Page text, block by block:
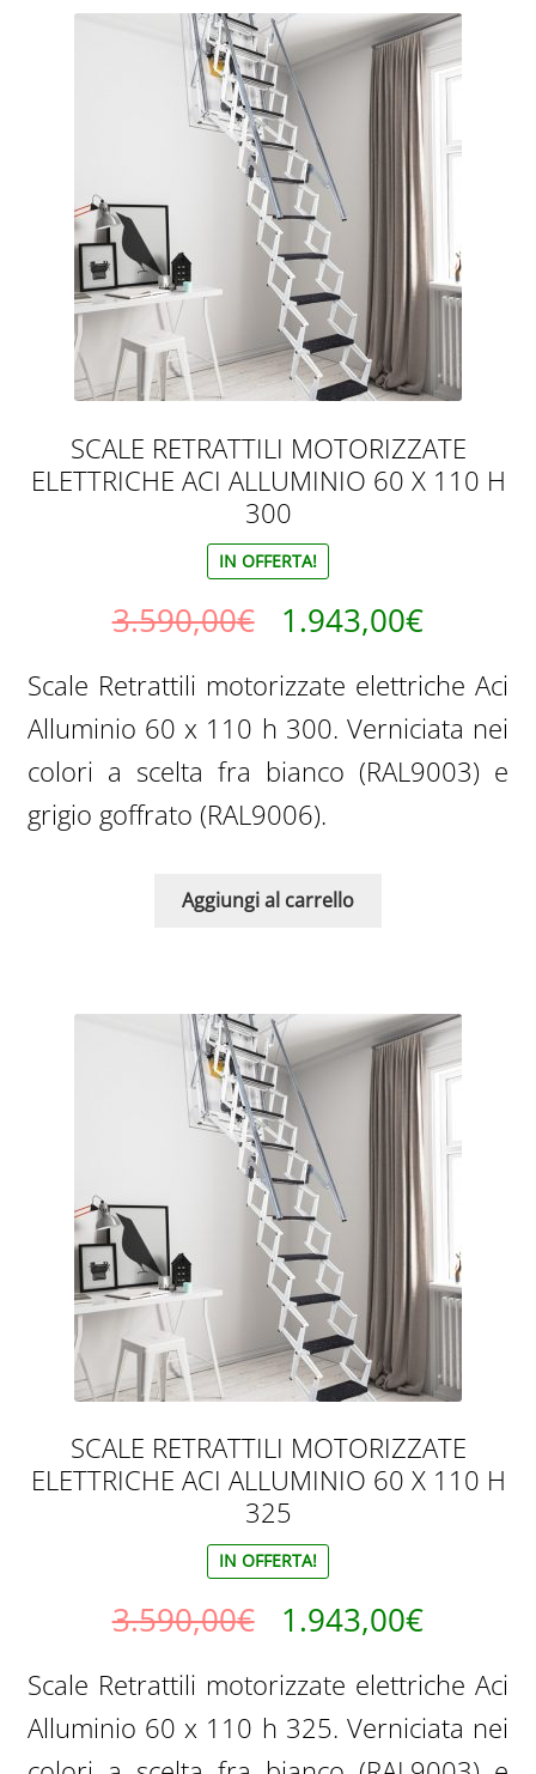
SCALE RETRATTILI MOTORIZZATE
ELETTRICHE ACI ALLUMINIO 60 X 110 H
300
IN OFFERTA!
3.590,00€
prezzo
originale
era:
3.590,00€.
1.943,00€Il
prezzo
attuale
è:
Scale Retrattili motorizzate elettriche Aci
Alluminio 60 x 110 h 300. Verniciata nei
colori a scelta fra bianco (RAL9003) e
grigio goffrato (RAL9006).
Aggiungi al carrello
SCALE RETRATTILI MOTORIZZATE
ELETTRICHE ACI ALLUMINIO 60 X 110 H
325
IN OFFERTA!
3.590,00€
prezzo
originale
1.943,00€Il
prezzo
attuale
Scale Retrattili motorizzate elettriche Aci
Alluminio 60 x 110 h 325. Verniciata nei